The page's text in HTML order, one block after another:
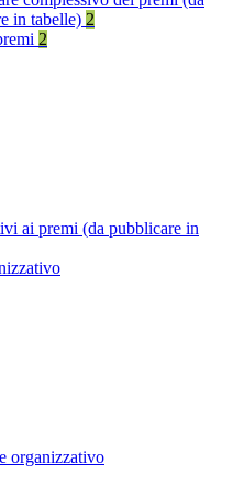
in tabelle) 2
2
ai premi (da pubblicare in
organizzativo